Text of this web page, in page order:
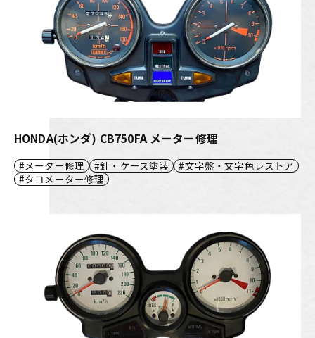
HONDA(ホンダ) CB750FA メーター修理
メーター修理 針・ケース塗装
文字盤・文字色レストア
タコメーター修理